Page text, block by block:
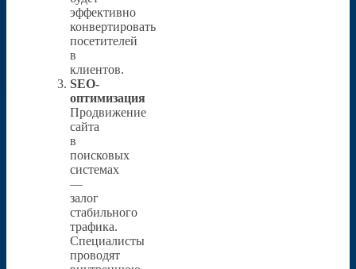
эффективно
конвертировать
посетителей
в
клиентов.
SEO-
оптимизация
Продвижение
сайта
в
поисковых
системах
—
залог
стабильного
трафика.
Специалисты
проводят